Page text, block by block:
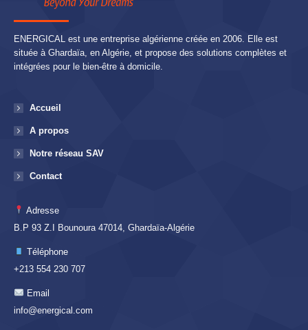
ENERGICAL est une entreprise algérienne créée en 2006. Elle est
située à Ghardaïa, en Algérie, et propose des solutions complètes et
intégrées pour le bien-être à domicile.
Accueil
A propos
Notre réseau SAV
Contact
Adresse
B.P 93 Z.I Bounoura 47014, Ghardaïa-Algérie
Téléphone
+213 554 230 707
Email
info@energical.com